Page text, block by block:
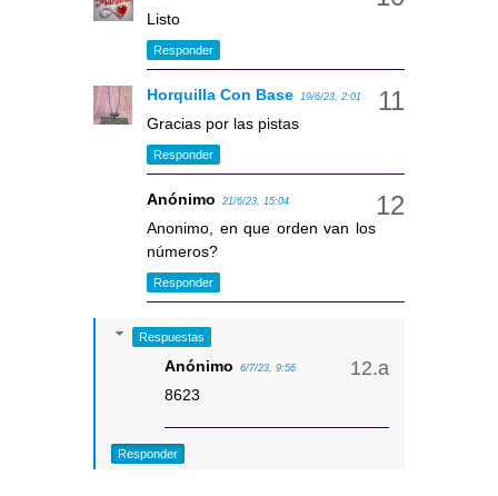
Listo
Responder
Horquilla Con Base 19/6/23, 2:01
Gracias por las pistas
Responder
Anónimo 21/6/23, 15:04
Anonimo, en que orden van los
números?
Responder
Respuestas
Anónimo 6/7/23, 9:56
8623
Responder